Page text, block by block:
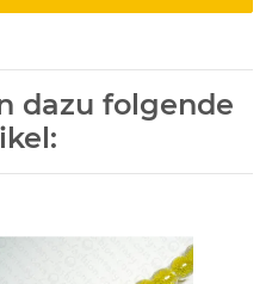
dazu folgende